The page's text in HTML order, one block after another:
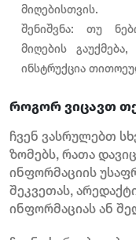
მიღებისთვის.
შენიშვნა: თუ
მიღების
ინსტრუქცია
როგორ ვიცავთ
ჩვენ ვასრულებთ
ზომებს, რათა
ინფორმაციის
შეკვეთას,
ინფორმაციას ან